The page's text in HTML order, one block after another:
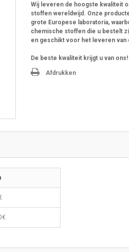
Wij leveren de hoogste kwaliteit
stoffen wereldwijd. Onze
grote Europese laboratoria,
chemische stoffen die u bestelt
en geschikt voor het leveren van
De beste kwaliteit krijgt u van ons!
Afdrukken